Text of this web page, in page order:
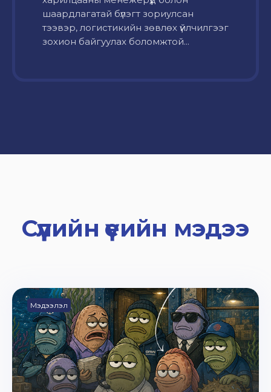
шаардлагатай бүлэгт зориулсан
тээвэр, логистикийн зөвлөх үйлчилгээг
зохион байгуулах боломжтой...
Сүүлийн үеийн мэдээ
Мэдээлэл